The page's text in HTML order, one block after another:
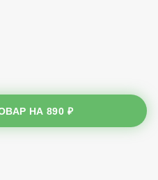
НА890 ₽